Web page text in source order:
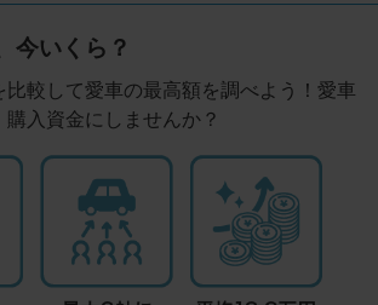
今いくら？
比較して愛車の最高額を調べよう！愛車
入資金にしませんか？